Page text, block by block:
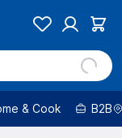
& Cook B2B